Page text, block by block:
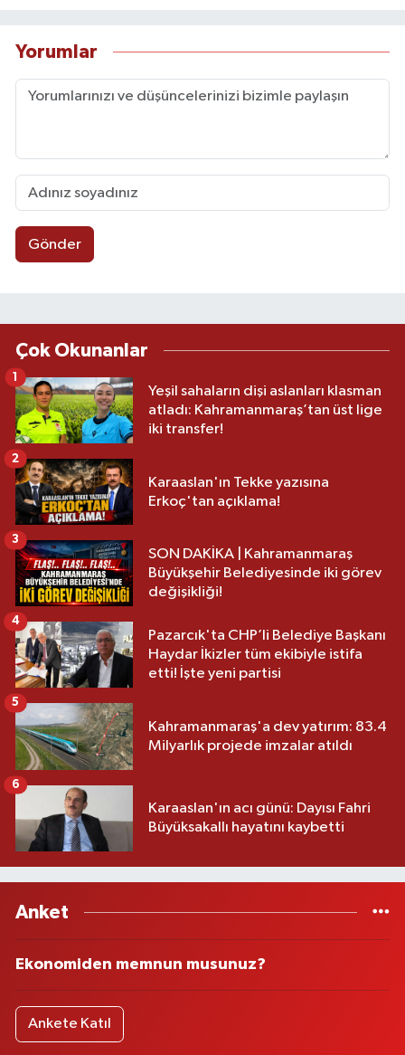
Yorumlar
Gönder
Çok Okunanlar
Yeşil sahaların dişi aslanları klasman
atladı: Kahramanmaraş’tan üst lige
iki transfer!
1
Karaaslan'ın Tekke yazısına
Erkoç'tan açıklama!
2
SON DAKİKA | Kahramanmaraş
Büyükşehir Belediyesinde iki görev
değişikliği!
3
Pazarcık'ta CHP’li Belediye Başkanı
Haydar İkizler tüm ekibiyle istifa
etti! İşte yeni partisi
4
Kahramanmaraş'a dev yatırım: 83.4
Milyarlık projede imzalar atıldı
5
Karaaslan'ın acı günü: Dayısı Fahri
Büyüksakallı hayatını kaybetti
6
Anket
Ekonomiden memnun musunuz?
Ankete Katıl